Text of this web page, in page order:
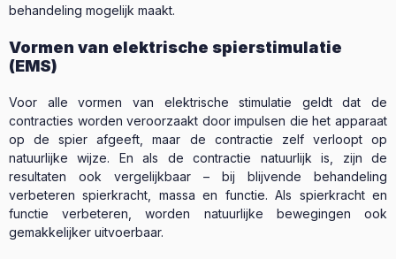
behandeling mogelijk maakt.
Vormen van elektrische spierstimulatie
(EMS)
Voor alle vormen van elektrische stimulatie geldt dat de
contracties worden veroorzaakt door impulsen die het apparaat
op de spier afgeeft, maar de contractie zelf verloopt op
natuurlijke wijze. En als de contractie natuurlijk is, zijn de
resultaten ook vergelijkbaar – bij blijvende behandeling
verbeteren spierkracht, massa en functie. Als spierkracht en
functie verbeteren, worden natuurlijke bewegingen ook
gemakkelijker uitvoerbaar.